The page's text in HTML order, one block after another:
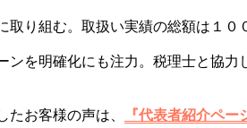
り組む。取扱い実績の総額は１０
を明確化にも注力。税理士と協
お客様の声は、 『代表者紹介ペー